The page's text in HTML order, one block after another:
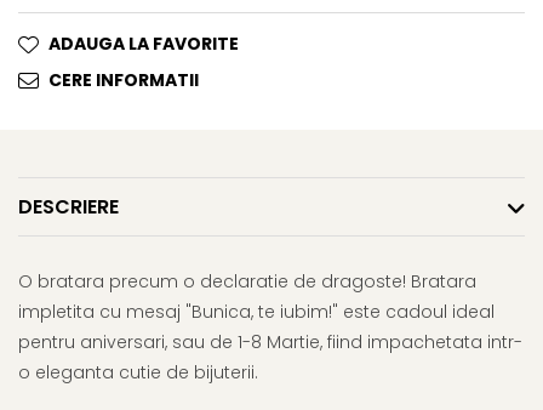
ADAUGA LA FAVORITE
CERE INFORMATII
DESCRIERE
O bratara precum o declaratie de dragoste! Bratara
impletita cu mesaj "Bunica, te iubim!" este cadoul ideal
pentru aniversari, sau de 1-8 Martie, fiind impachetata intr-
o eleganta cutie de bijuterii.